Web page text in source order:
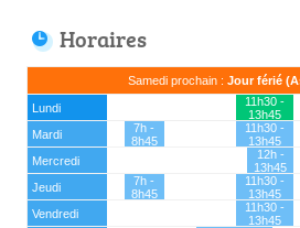
Horaires
Samedi prochain : Jour férié
Lundi
11h30 -
13h45
Mardi
7h -
8h45
11h30 -
13h45
Mercredi
12h -
13h45
Jeudi
7h -
8h45
11h30 -
13h45
Vendredi
11h30 -
13h45